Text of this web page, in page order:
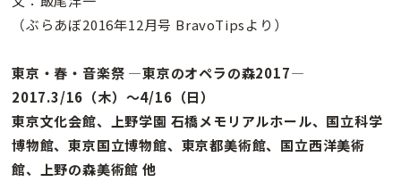
（ぶらあぼ2016年12月号 BravoTipsより）
東京・春・音楽祭 ―東京のオペラの森2017―
2017.3/16（木）〜4/16（日）
東京文化会館、上野学園 石橋メモリアルホール、国立科学
博物館、東京国立博物館、東京都美術館、国立西洋美術
館、上野の森美術館 他